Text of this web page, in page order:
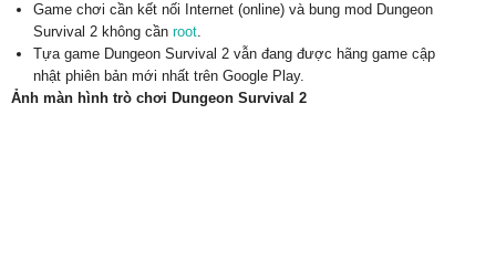
Game chơi cần kết nối Internet (online) và bung mod Dungeon
Survival 2 không cần root.
Tựa game Dungeon Survival 2 vẫn đang được hãng game cập
nhật phiên bản mới nhất trên Google Play.
Ảnh màn hình trò chơi Dungeon Survival 2